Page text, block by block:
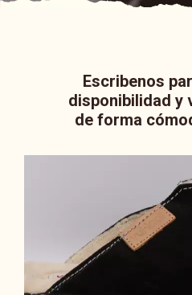
Escribenos
disponibilidad y
de forma